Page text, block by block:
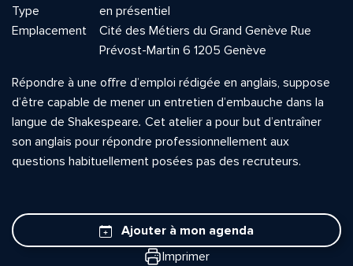
Type
en présentiel
Emplacement
Cité des Métiers du Grand Genève Rue
Prévost-Martin 6 1205 Genève
Répondre à une offre d’emploi rédigée en anglais, suppose
d’être capable de mener un entretien d’embauche dans la
langue de Shakespeare. Cet atelier a pour but d’entraîner
son anglais pour répondre professionnellement aux
questions habituellement posées pas des recruteurs.
Ajouter à mon agenda
Imprimer